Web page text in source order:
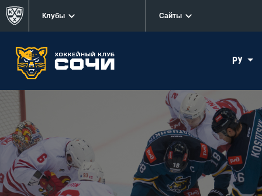
Клубы Сайты
РУ